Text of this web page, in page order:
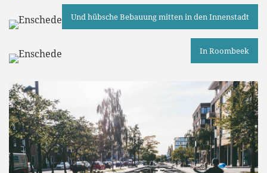
Und hübsche Bebauung mitten in den Innenstadt
In Roombeek